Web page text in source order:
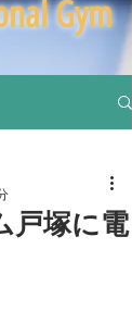
Gym
戸塚に電